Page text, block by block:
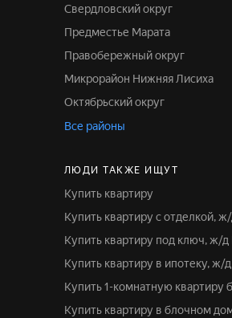
Свердловский округ
Предместье Марата
Правобережный округ
Микрорайон Нижняя Лисиха
Октябрьский округ
Все районы
ЛЮДИ ТАКЖЕ ИЩУТ
Купить квартиру
Купить квартиру с отделкой,
Купить квартиру под ключ, ж/
Купить квартиру в ипотеку, ж/
Купить 1-комнатную квартиру
Купить квартиру в блочном